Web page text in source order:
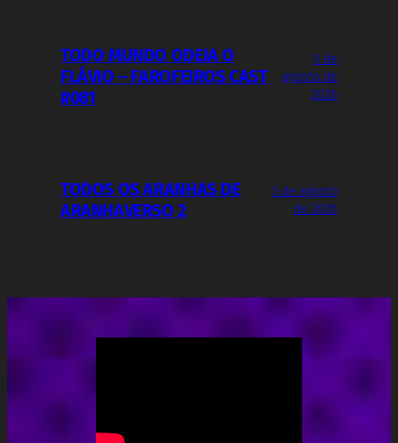
TODO MUNDO ODEIA O
FLÁVIO – FAROFEIROS CAST
#081
5 de
agosto de
2026
TODOS OS ARANHAS DE
ARANHAVERSO 2
3 de agosto
de 2026